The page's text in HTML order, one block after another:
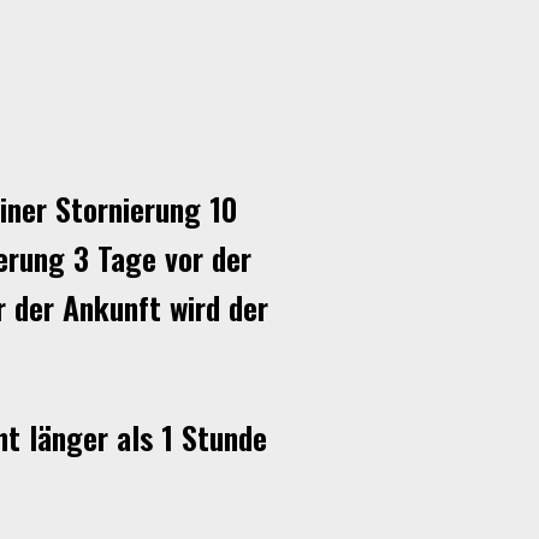
Stornierung 10
3 Tage vor der
der Ankunft wird der
länger als 1 Stunde